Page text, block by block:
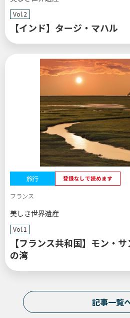
Vol.2
【インド】タージ・マハル
旅行 登録なしで読めます
フランス
美しき世界遺産
Vol.1
【フランス共和国】モン・
の湾
記事一覧